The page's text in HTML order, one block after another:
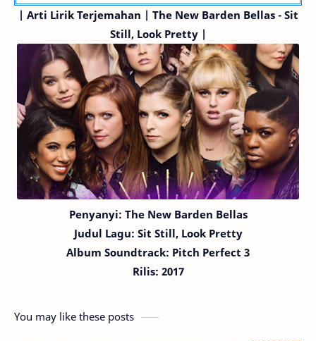
| Arti Lirik Terjemahan | The New Barden Bellas - Sit
Still, Look Pretty |
Penyanyi: The New Barden Bellas
Judul Lagu: Sit Still, Look Pretty
Album Soundtrack: Pitch Perfect 3
Rilis: 2017
You may like these posts